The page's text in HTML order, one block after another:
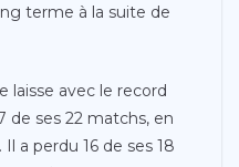
terme à la suite de
laisse avec le record
de ses 22 matchs, en
a perdu 16 de ses 18